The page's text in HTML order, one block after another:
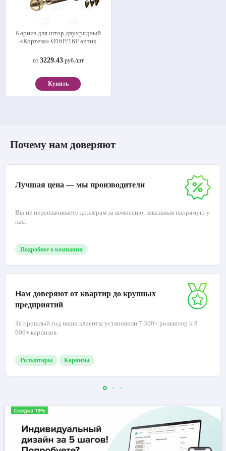
Карниз для штор двухрядный
«Кортеза» Ø16Р/16Р антик
от 3229.43руб./шт
Купить
Почему нам доверяют
Лучшая цена — мы производители
Вы не переплачиваете диллерам за комиссию, заказывая напрямую у
нас.
Подробнее о компании
Нам доверяют от квартир до крупных
предприятий
За прошлый год наши клиенты установили 7 300+ рольштор и 8
900+ карнизов.
Рольшторы Карнизы